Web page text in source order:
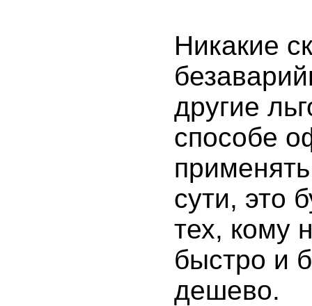
Никакие
другие
способе
сути, это
тех, кому
быстро и
дешево.